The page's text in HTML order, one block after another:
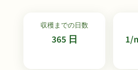
収穫までの日数
365 日
1/